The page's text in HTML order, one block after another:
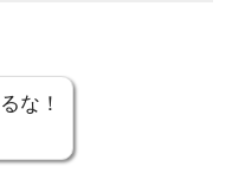
な！